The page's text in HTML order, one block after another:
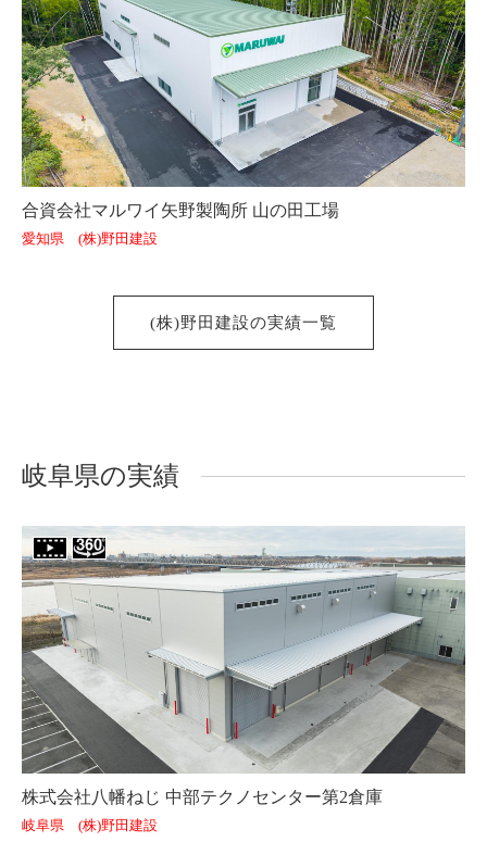
合資会社マルワイ矢野製陶所 山の田工場
愛知県 (株)野田建設
(株)野田建設の実績一覧
岐阜県の実績
株式会社八幡ねじ 中部テクノセンター第2倉庫
岐阜県 (株)野田建設